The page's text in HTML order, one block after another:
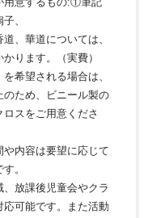
、
道、華道については、
ります。（実費）
を希望される場合は、
のため、ビニール製の
ロスをご用意くださ
や内容は要望に応じて
。
、放課後児童会やクラ
応可能です。また活動